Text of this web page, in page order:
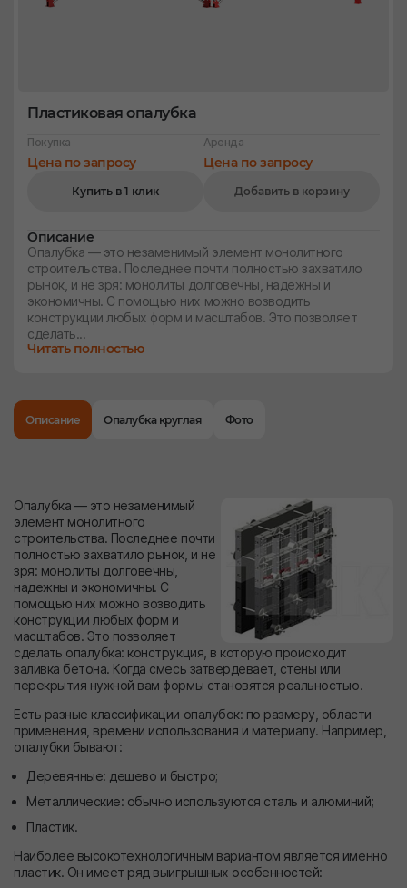
Пластиковая опалубка
Покупка
Цена по запросу
Аренда
Цена по запросу
Купить в 1 клик Добавить в корзину
Описание
Опалубка — это незаменимый элемент монолитного
строительства. Последнее почти полностью захватило
рынок, и не зря: монолиты долговечны, надежны и
экономичны. С помощью них можно возводить
конструкции любых форм и масштабов. Это позволяет
сделать...
Читать полностью
Описание Опалубка круглая Фото
Опалубка — это незаменимый
элемент монолитного
строительства. Последнее почти
полностью захватило рынок, и не
зря: монолиты долговечны,
надежны и экономичны. С
помощью них можно возводить
конструкции любых форм и
масштабов. Это позволяет
сделать опалубка: конструкция, в которую происходит
заливка бетона. Когда смесь затвердевает, стены или
перекрытия нужной вам формы становятся реальностью.
Есть разные классификации опалубок: по размеру, области
применения, времени использования и материалу. Например,
опалубки бывают:
Деревянные: дешево и быстро;
Металлические: обычно используются сталь и алюминий;
Пластик.
Наиболее высокотехнологичным вариантом является именно
пластик. Он имеет ряд выигрышных особенностей: